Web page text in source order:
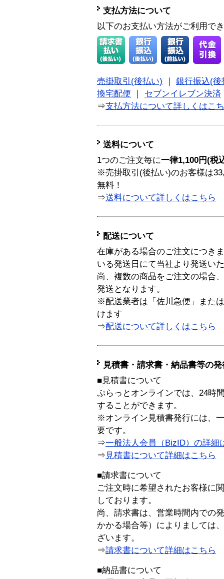
支払方法について
以下のお支払い方法がご利用で
売掛取引(後払い)
銀行振込(後
換宅配便
セブンイレブン決済
⇒支払方法について詳しくはこ
送料について
1つのご注文毎に一律1,100円(税
※売掛取引(後払い)のお客様は
無料！
⇒送料について詳しくはこちら
配送について
在庫がある場合のご注文につき
いる発送日にて当社より発送い
尚、複数の商品をご注文の場合
発送となります。
※配送業者は「佐川急便」また
けます
⇒配送について詳しくはこちら
見積書・請求書・納品書等の
■見積書について
ぷらっとオンラインでは、24時
することができます。
※オンライン見積書発行には、
要です。
⇒一般法人会員（BizID）の詳細
⇒ 見積書について詳細はこちら
■請求書について
ご注文時に希望されたお客様に
しております。
尚、請求書は、営業時間内での
かかる場合等）によりましては
ざいます。
⇒請求書について詳細はこちら
■納品書について